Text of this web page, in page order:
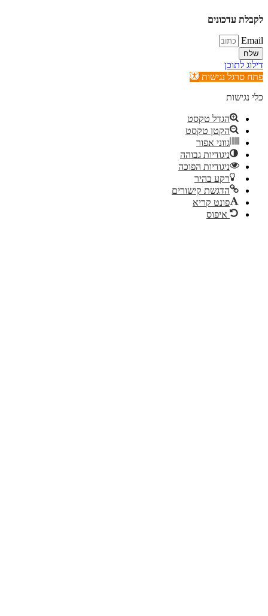
עדכונים
נגישות
הגדל טקסט
הקטן טקסט
גווני אפור
ניגודיות גבוהה
ניגודיות הפוכה
רקע בהיר
הדגשת קישורים
פונט קריא
איפוס